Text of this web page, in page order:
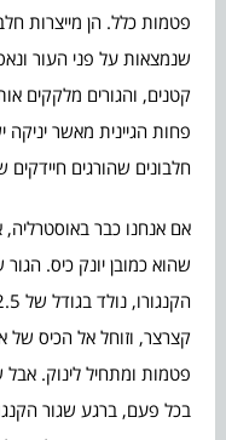
פטמות כלל. הן מייצרות
שנמצאות על פני העור
קטנים, והגורים מלקקים
פחות הגיינית מאשר
חלבונים שהורגים חיידקים
אם אנחנו כבר
שהוא כמובן יונק כיס.
קצרצר, וזוחל אל הכיס
פטמות ומתחיל לינוק. אבל
בכל פעם, ברגע שגור